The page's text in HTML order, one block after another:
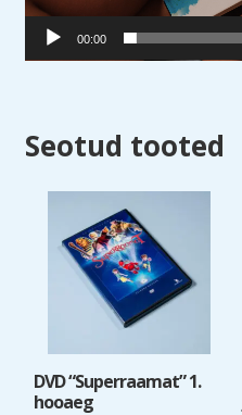
00:00
Seotud tooted
DVD “Superraamat” 1.
hooaeg